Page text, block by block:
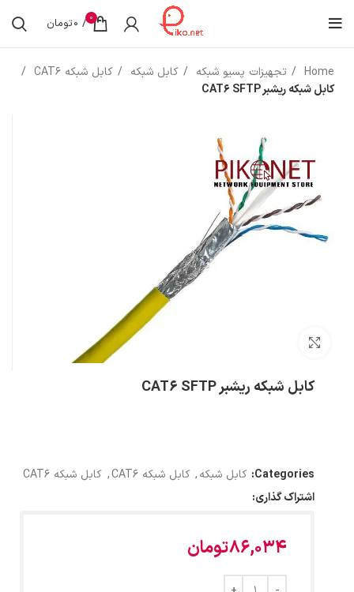
0
/
0تومان
Home تجهیزات پسیو شبکه کابل شبکه
کابل شبکه CAT6
کابل شبکه ریشبر CAT6 SFTP
کابل شبکه ریشبر CAT6 SFTP
Categories: کابل شبکه, کابل شبکه CAT6 , کابل شبکه CAT6
اشتراک گذاری:
86,034تومان